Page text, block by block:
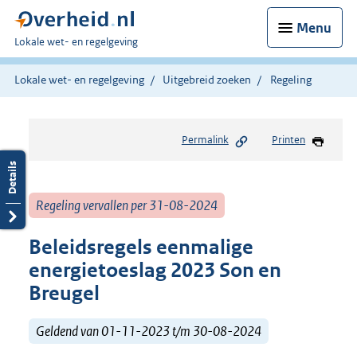
Menu
U
bent
hier:
Lokale wet- en regelgeving
Lokale wet- en regelgeving Uitgebreid zoeken Regeling
Permalink Printen
Regeling vervallen per 31-08-2024
Beleidsregels eenmalige
energietoeslag 2023 Son en
Breugel
Geldend van 01-11-2023 t/m 30-08-2024